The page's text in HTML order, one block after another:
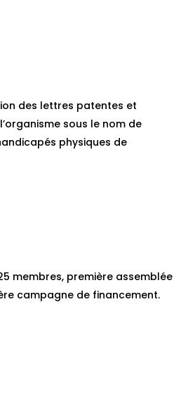
des lettres patentes et
sous le nom de
physiques de
membres, première assemblée
campagne de financement.